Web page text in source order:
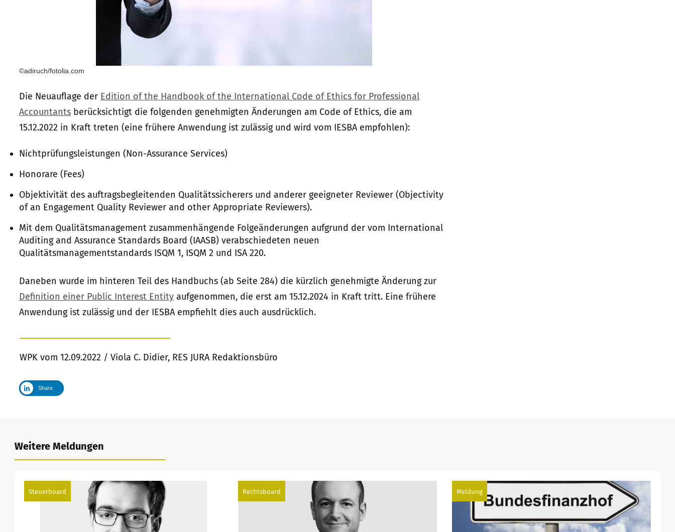
©adiruch/fotolia.com
Die Neuauflage der Edition of the Handbook of the International Code of Ethics for Professional
Accountants berücksichtigt die folgenden genehmigten Änderungen am Code of Ethics, die am
15.12.2022 in Kraft treten (eine frühere Anwendung ist zulässig und wird vom IESBA empfohlen):
Nichtprüfungsleistungen (Non-Assurance Services)
Honorare (Fees)
Objektivität des auftragsbegleitenden Qualitätssicherers und anderer geeigneter Reviewer (Objectivity
of an Engagement Quality Reviewer and other Appropriate Reviewers).
Mit dem Qualitätsmanagement zusammenhängende Folgeänderungen aufgrund der vom International
Auditing and Assurance Standards Board (IAASB) verabschiedeten neuen
Qualitätsmanagementstandards ISQM 1, ISQM 2 und ISA 220.
Daneben wurde im hinteren Teil des Handbuchs (ab Seite 284) die kürzlich genehmigte Änderung zur
Definition einer Public Interest Entity aufgenommen, die erst am 15.12.2024 in Kraft tritt. Eine frühere
Anwendung ist zulässig und der IESBA empfiehlt dies auch ausdrücklich.
WPK vom 12.09.2022 / Viola C. Didier, RES JURA Redaktionsbüro
Share
Weitere Meldungen
Steuerboard Rechtsboard Meldung